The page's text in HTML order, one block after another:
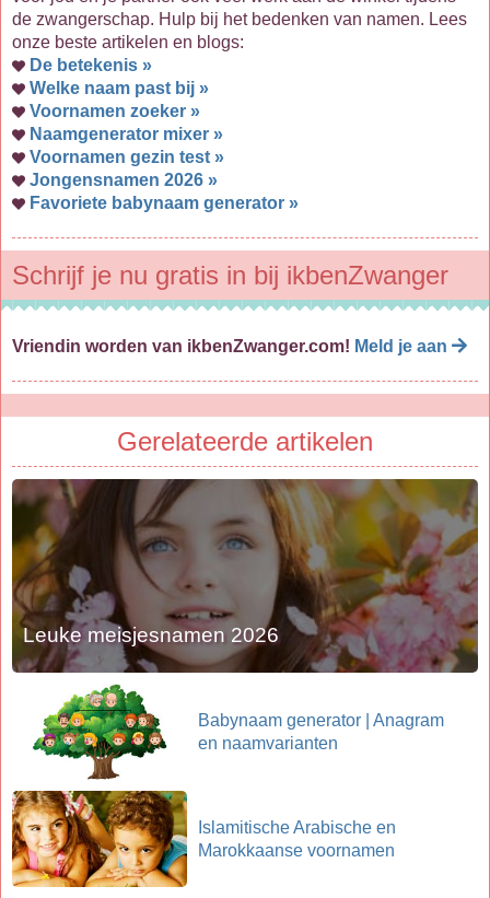
de zwangerschap. Hulp bij het bedenken van namen. Lees
onze beste artikelen en blogs:
De betekenis »
Welke naam past bij »
Voornamen zoeker »
Naamgenerator mixer »
Voornamen gezin test »
Jongensnamen 2026 »
Favoriete babynaam generator »
Schrijf je nu gratis in bij ikbenZwanger
Vriendin worden van ikbenZwanger.com! Meld je aan
Gerelateerde artikelen
Leuke meisjesnamen 2026
Babynaam generator | Anagram
en naamvarianten
Islamitische Arabische en
Marokkaanse voornamen